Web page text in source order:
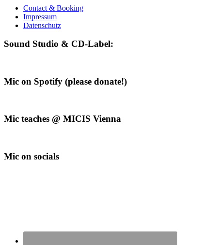
Contact & Booking
Impressum
Datenschutz
Sound Studio & CD-Label:
Mic on Spotify (please donate!)
Mic teaches @ MICIS Vienna
Mic on socials